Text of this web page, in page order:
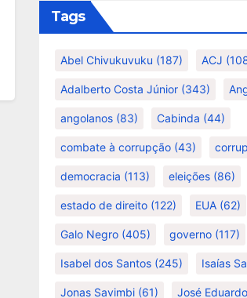
Tags
Abel Chivukuvuku (187) ACJ
Adalberto Costa Júnior (343)
angolanos (83) Cabinda (44)
combate à corrupção (43)
democracia (113) eleições (86)
estado de direito (122) EUA (62)
Galo Negro (405) governo (117)
Isabel dos Santos (245) Isaías
Jonas Savimbi (61) José